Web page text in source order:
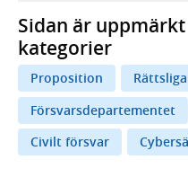
Sidan är
kategorier
Proposition
Försvarsdepartementet
Civilt försvar